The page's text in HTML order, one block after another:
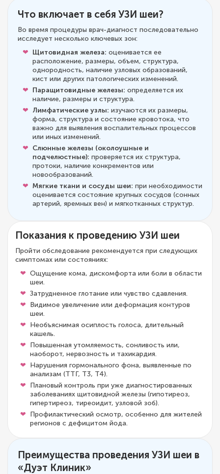
Что включает в себя УЗИ шеи?
Во время процедуры врач-диагност последовательно
исследует несколько ключевых зон:
Щитовидная железа: оценивается ее
расположение, размеры, объем, структура,
однородность, наличие узловых образований,
кист или других патологических изменений.
Паращитовидные железы: определяется их
наличие, размеры и структура.
Лимфатические узлы: изучаются их размеры,
форма, структура и состояние кровотока, что
важно для выявления воспалительных процессов
или иных изменений.
Слюнные железы (околоушные и
подчелюстные): проверяется их структура,
протоки, наличие конкрементов или
новообразований.
Мягкие ткани и сосуды шеи: при необходимости
оценивается состояние крупных сосудов (сонных
артерий, яремных вен) и мягкотканных структур.
Показания к проведению УЗИ шеи
Пройти обследование рекомендуется при следующих
симптомах или состояниях:
Ощущение кома, дискомфорта или боли в области
шеи.
Затрудненное глотание или чувство сдавления.
Видимое увеличение или деформация контуров
шеи.
Необъяснимая осиплость голоса, длительный
кашель.
Повышенная утомляемость, сонливость или,
наоборот, нервозность и тахикардия.
Нарушения гормонального фона, выявленные по
анализам (ТТГ, Т3, Т4).
Плановый контроль при уже диагностированных
заболеваниях щитовидной железы (гипотиреоз,
гипертиреоз, тиреоидит, узловой зоб).
Профилактический осмотр, особенно для жителей
регионов с дефицитом йода.
Преимущества проведения УЗИ шеи в
«Дуэт Клиник»